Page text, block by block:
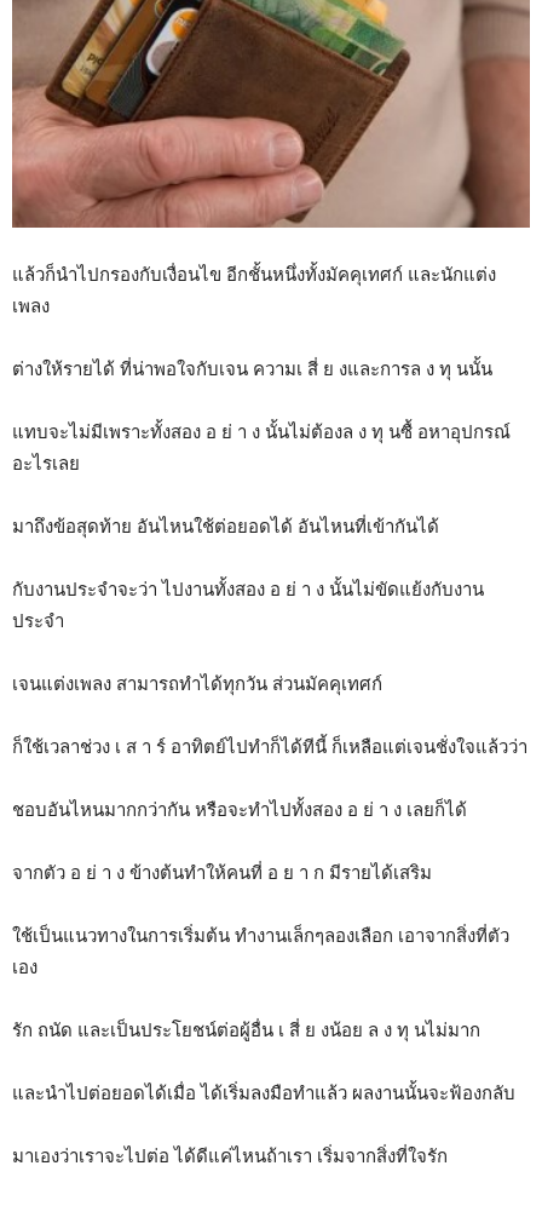
แล้วก็นำไปกรองกับเงื่อนไข อีกชั้นหนึ่งทั้งมัคคุเทศก์ และนักแต่ง
เพลง
ต่างให้รายได้ ที่น่าพอใจกับเจน ความเ สี่ ย งและการล ง ทุ นนั้น
แทบจะไม่มีเพราะทั้งสอง อ ย่ า ง นั้นไม่ต้องล ง ทุ นซื้ อหาอุปกรณ์
อะไรเลย
มาถึงข้อสุดท้าย อันไหนใช้ต่อยอดได้ อันไหนที่เข้ากันได้
กับงานประจำจะว่า ไปงานทั้งสอง อ ย่ า ง นั้นไม่ขัดแย้งกับงาน
ประจำ
เจนแต่งเพลง สามารถทำได้ทุกวัน ส่วนมัคคุเทศก์
ก็ใช้เวลาช่วง เ ส า ร์ อาทิตย์ไปทำก็ได้ทีนี้ ก็เหลือแต่เจนชั่งใจแล้วว่า
ชอบอันไหนมากกว่ากัน หรือจะทำไปทั้งสอง อ ย่ า ง เลยก็ได้
จากตัว อ ย่ า ง ข้างต้นทำให้คนที่ อ ย า ก มีรายได้เสริม
ใช้เป็นแนวทางในการเริ่มต้น ทำงานเล็กๆลองเลือก เอาจากสิ่งที่ตัว
เอง
รัก ถนัด และเป็นประโยชน์ต่อผู้อื่น เ สี่ ย งน้อย ล ง ทุ นไม่มาก
และนำไปต่อยอดได้เมื่อ ได้เริ่มลงมือทำแล้ว ผลงานนั้นจะฟ้องกลับ
มาเองว่าเราจะไปต่อ ได้ดีแค่ไหนถ้าเรา เริ่มจากสิ่งที่ใจรัก